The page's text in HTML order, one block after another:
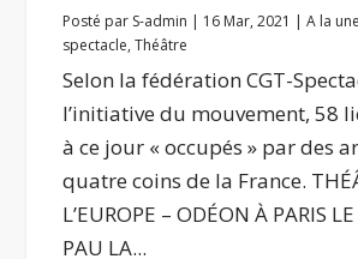
Posté par S-admin | 16 Mar, 2021 |A la une
spectacle,Théâtre
Selon la fédération CGT-
l’initiative du mouvement, 58
à ce jour « occupés » par des
quatre coins de la France.
L’EUROPE – ODÉON À PARIS
PAU LA...